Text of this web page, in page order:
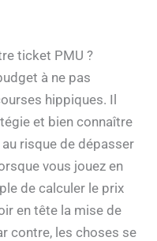
ticket PMU ?
à ne pas
hippiques. Il
et bien connaître
risque de dépasser
vous jouez en
de calculer le prix
en tête la mise de
contre, les choses se